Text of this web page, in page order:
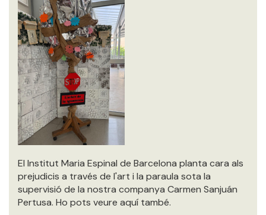
El Institut Maria Espinal de Barcelona planta cara als
prejudicis a través de l'art i la paraula sota la
supervisió de la nostra companya Carmen Sanjuán
Pertusa. Ho pots veure aquí també.